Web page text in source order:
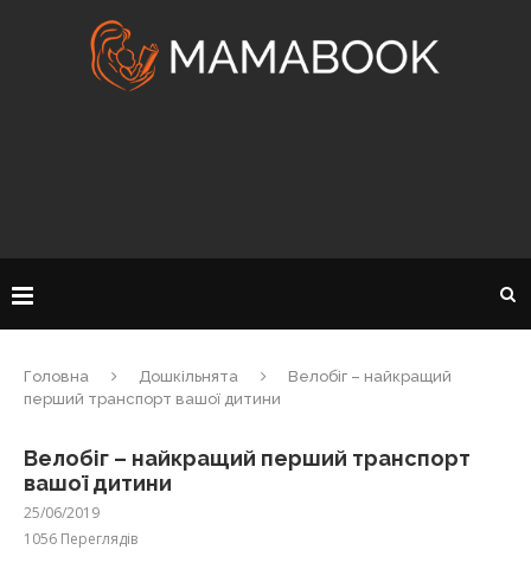
Головна Дошкільнята
Велобіг – найкращий
перший транспорт вашої дитини
Велобіг – найкращий перший транспорт
вашої дитини
25/06/2019
1056 Переглядів